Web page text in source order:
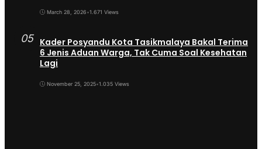
March 28, 2026•1.671 Views
05 Kader Posyandu Kota Tasikmalaya Bakal Terima
6 Jenis Aduan Warga, Tak Cuma Soal Kesehatan
Lagi
November 25, 2025•1.035 Views